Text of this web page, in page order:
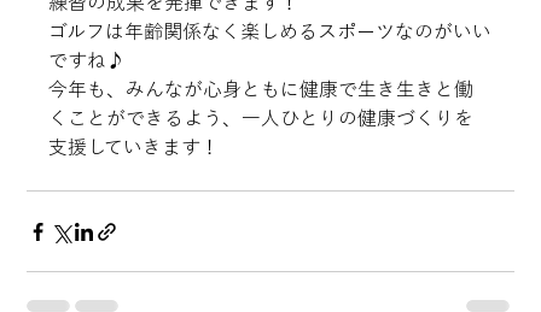
ゴルフは年齢関係なく楽しめるスポーツなのがいい
ですね♪
今年も、みんなが心身ともに健康で生き生きと働
くことができるよう、一人ひとりの健康づくりを